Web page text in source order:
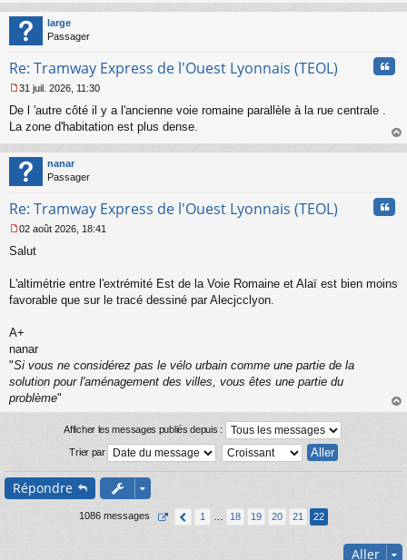
au
large
Passager
Re: Tramway Express de l'Ouest Lyonnais (TEOL)
e
s
a
g
e
o
l
u
31 juil. 2026, 11:30
De l 'autre côté il y a l'ancienne voie romaine parallèle à la rue centrale .
La zone d'habitation est plus dense.
au
nanar
Passager
Re: Tramway Express de l'Ouest Lyonnais (TEOL)
e
s
g
n
o
n
u
02 août 2026, 18:41
Salut
L'altimétrie entre l'extrémité Est de la Voie Romaine et Alaï est bien moins
favorable que sur le tracé dessiné par Alecjcclyon.
A+
nanar
"Si vous ne considérez pas le vélo urbain comme une partie de la
solution pour l'aménagement des villes, vous êtes une partie du
problème"
au
Afficher les messages publiés depuis :
Trier par
Répondre
1086 messages 1 18 19 20 21 22
Aller